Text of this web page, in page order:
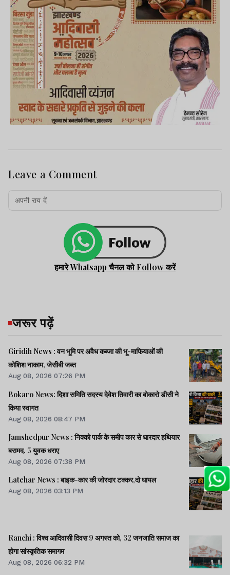
Leave a Comment
हमारे Whatsapp चैनल को Follow करें
जरूर पढ़ें
Giridih News : वन भूमि पर अवैध कब्जा की भू-माफियाओं की
कोशिश नाकाम, जेसीबी जब्त
Aug 08, 2026 07:26 PM
Bokaro News: दिशा समिति सदस्य देवेश तिवारी का बोकारो डीसी ने
किया स्वागत
Aug 08, 2026 08:47 PM
Jamshedpur News : निक्को पार्क के समीप कार से धारदार हथियार
बरामद, 5 युवक धराए
Aug 08, 2026 07:38 PM
Latehar News : बाइक-कार की जोरदार टक्‍कर,दो घायल
Aug 08, 2026 03:13 PM
Ranchi : विश्व आदिवासी दिवस 9 अगस्त को, 32 जनजाति समाज का
होगा सांस्कृतिक समागम
Aug 08, 2026 06:32 PM